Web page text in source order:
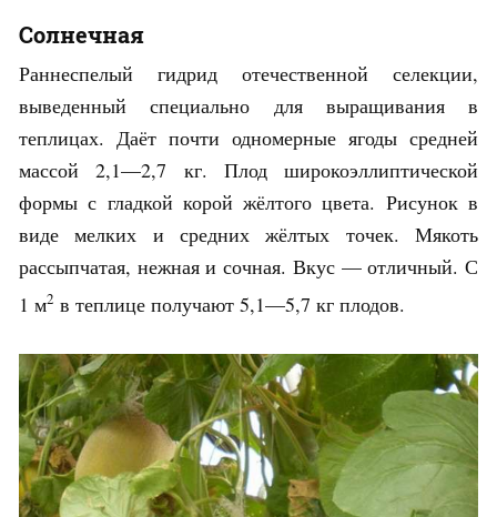
Солнечная
Раннеспелый гидрид отечественной селекции,
выведенный специально для выращивания в
теплицах. Даёт почти одномерные ягоды средней
массой 2,1—2,7 кг. Плод широкоэллиптической
формы с гладкой корой жёлтого цвета. Рисунок в
виде мелких и средних жёлтых точек. Мякоть
рассыпчатая, нежная и сочная. Вкус — отличный. С
1 м2 в теплице получают 5,1—5,7 кг плодов.